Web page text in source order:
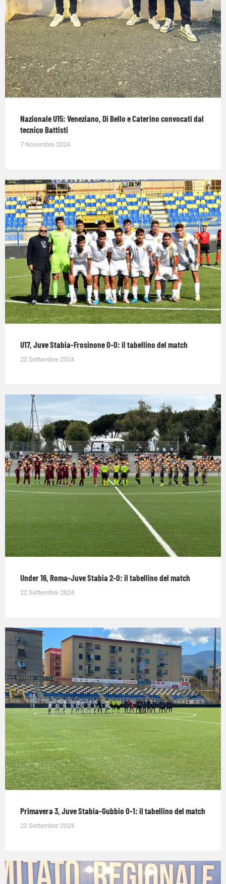
Nazionale U15: Veneziano, Di Bello e Caterino convocati dal
tecnico Battisti
7 Novembre 2024
U17, Juve Stabia-Frosinone 0-0: il tabellino del match
22 Settembre 2024
Under 16, Roma-Juve Stabia 2-0: il tabellino del match
22 Settembre 2024
Primavera 3, Juve Stabia-Gubbio 0-1: il tabellino del match
22 Settembre 2024